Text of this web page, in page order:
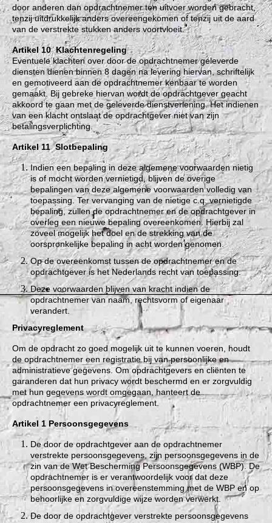
door anderen dan opdrachtnemer ten uitvoer worden gebracht,
tenzij uitdrukkelijk anders overeengekomen of tenzij uit de aard
van de verstrekte stukken anders voortvloeit.
Artikel 10 Klachtenregeling
Eventuele klachten over door de opdrachtnemer geleverde
diensten dienen binnen 8 dagen na levering hiervan, schriftelijk
en gemotiveerd aan de opdrachtnemer kenbaar te worden
gemaakt. Bij gebreke hiervan wordt de opdrachtgever geacht
akkoord te gaan met de geleverde dienstverlening. Het indienen
van een klacht ontslaat de opdrachtgever niet van zijn
betalingsverplichting.
Artikel 11 Slotbepaling
Indien een bepaling in deze algemene voorwaarden nietig
is of mocht worden vernietigd, blijven de overige
bepalingen van deze algemene voorwaarden volledig van
toepassing. Ter vervanging van de nietige c.q. vernietigde
bepaling, zullen de opdrachtnemer en de opdrachtgever in
overleg een nieuwe bepaling overeenkomen. Hierbij zal
zoveel mogelijk het doel en de strekking van de
oorspronkelijke bepaling in acht worden genomen.
Op de overeenkomst tussen de opdrachtnemer en de
opdrachtgever is het Nederlands recht van toepassing.
Deze voorwaarden blijven van kracht indien de
opdrachtnemer van naam, rechtsvorm of eigenaar
verandert.
Privacyreglement
Om de opdracht zo goed mogelijk uit te kunnen voeren, houdt
de opdrachtnemer een registratie bij van persoonlijke en
administratieve gegevens. Om opdrachtgevers en cliënten te
garanderen dat hun privacy wordt beschermd en er zorgvuldig
met hun gegevens wordt omgegaan, hanteert de
opdrachtnemer een privacyreglement.
Artikel 1 Persoonsgegevens
De door de opdrachtgever aan de opdrachtnemer
verstrekte persoonsgegevens, zijn persoonsgegevens in de
zin van de Wet Bescherming Persoonsgegevens (WBP). De
opdrachtnemer is er verantwoordelijk voor dat deze
persoonsgegevens in overeenstemming met de WBP en op
behoorlijke en zorgvuldige wijze worden verwerkt.
De door de opdrachtgever verstrekte persoonsgegevens